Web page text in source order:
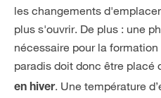
les changements
plus s'ouvrir. De plus : une
nécessaire pour la formation
paradis doit donc être placé
en hiver. Une température